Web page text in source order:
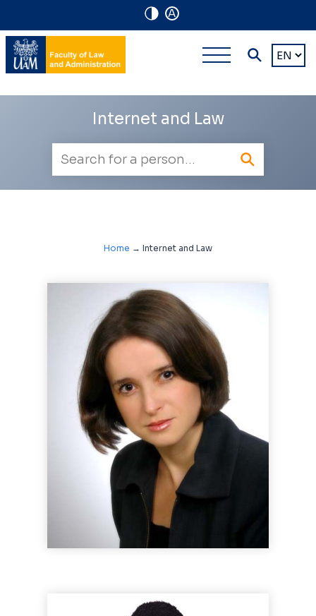
A
Navigation
shortcuts
Main
multi-
level
Choose
Internet and Law
search
Home → Internet and Law